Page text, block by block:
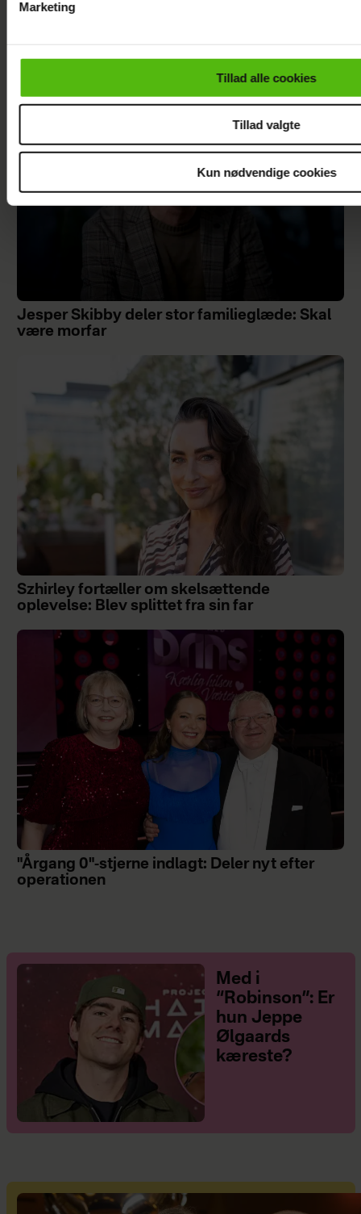
cookiepolitik.
Marketing
Tillad alle cookies
Tillad valgte
Kun nødvendige cookies
tavsheden med stor afsløring
Jesper Skibby deler stor familieglæde: Skal
være morfar
Szhirley fortæller om skelsættende
oplevelse: Blev splittet fra sin far
"Årgang 0"-stjerne indlagt: Deler nyt efter
operationen
Med i
“Robinson”: Er
hun Jeppe
Ølgaards
kæreste?